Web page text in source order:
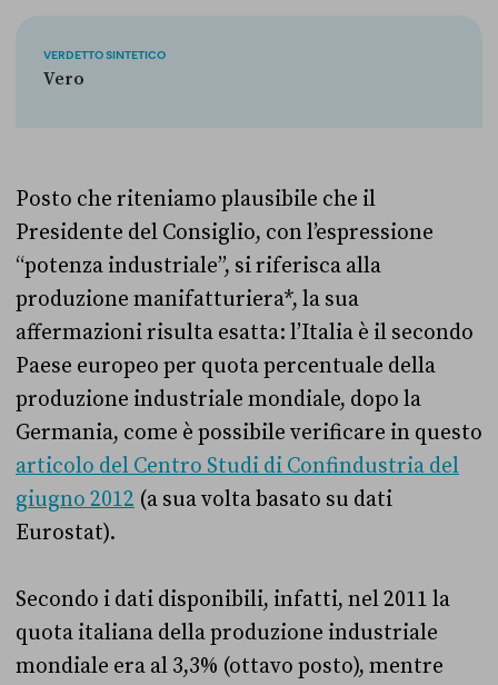
VERDETTO SINTETICO
Vero
Posto che riteniamo plausibile che il
Presidente del Consiglio, con l’espressione
“potenza industriale”, si riferisca alla
produzione manifatturiera*, la sua
affermazioni risulta esatta: l’Italia è il secondo
Paese europeo per quota percentuale della
produzione industriale mondiale, dopo la
Germania, come è possibile verificare in questo
articolo del Centro Studi di Confindustria del
giugno 2012 (a sua volta basato su dati
Eurostat).
Secondo i dati disponibili, infatti, nel 2011 la
quota italiana della produzione industriale
mondiale era al 3,3% (ottavo posto), mentre